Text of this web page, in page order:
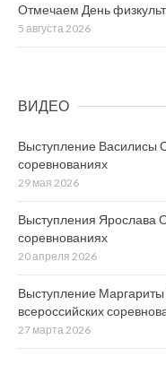
Отмечаем День
5 августа 2026
ВИДЕО
Выступление Василисы
соревнованиях
29 мая 2026
Выступления Ярослава
соревнованиях
20 апреля 2026
Выступление Маргариты
всероссийских
27 марта 2026